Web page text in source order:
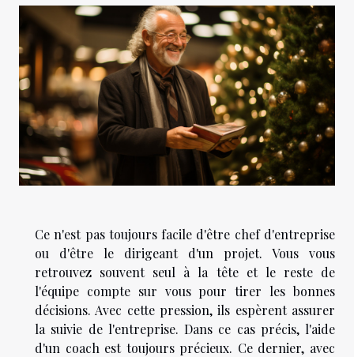
Ce n'est pas toujours facile d'être chef d'entreprise
ou d'être le dirigeant d'un projet. Vous vous
retrouvez souvent seul à la tête et le reste de
l'équipe compte sur vous pour tirer les bonnes
décisions. Avec cette pression, ils espèrent assurer
la suivie de l'entreprise. Dans ce cas précis, l'aide
d'un coach est toujours précieux. Ce dernier, avec